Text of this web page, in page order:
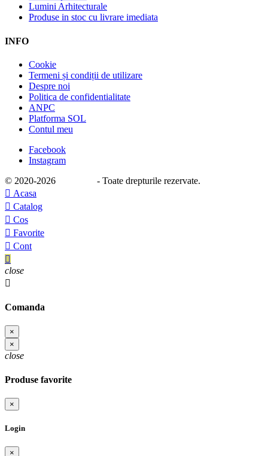
Lumini Arhitecturale
Produse in stoc cu livrare imediata
INFO
Cookie
Termeni și condiții de utilizare
Despre noi
Politica de confidentialitate
ANPC
Platforma SOL
Contul meu
Facebook
Instagram
© 2020-2026
- Toate drepturile rezervate.
 Acasa
 Catalog
 Cos
 Favorite
 Cont

close

Comanda
×
×
close
Produse favorite
×
Login
×